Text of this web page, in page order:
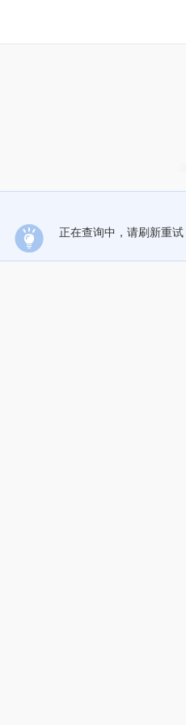
正在查询中，请刷新重试